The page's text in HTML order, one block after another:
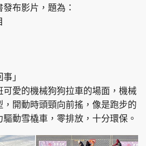
布影片，題為：
」
可愛的機械狗狗拉車的場面，機械
，開動時頭頸向前搖，像是跑步的
動雪橇車，零排放，十分環保。